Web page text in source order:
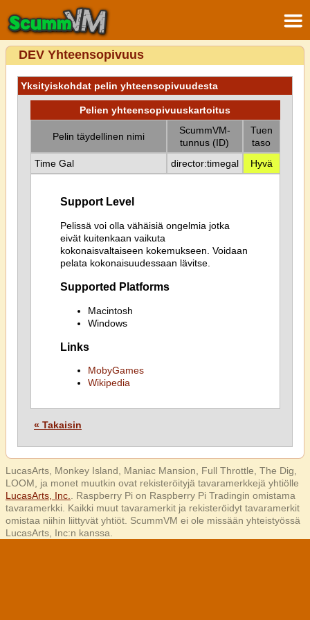
DEV Yhteensopivuus
Yksityiskohdat pelin yhteensopivuudesta
Pelien yhteensopivuuskartoitus
Pelin täydellinen nimi
ScummVM-
tunnus (ID)
Tuen
taso
Time Gal
director:timegal Hyvä
Support Level
Pelissä voi olla vähäisiä ongelmia jotka
eivät kuitenkaan vaikuta
kokonaisvaltaiseen kokemukseen. Voidaan
pelata kokonaisuudessaan lävitse.
Supported Platforms
Macintosh
Windows
Links
MobyGames
Wikipedia
« Takaisin
LucasArts, Monkey Island, Maniac Mansion, Full Throttle, The Dig,
LOOM, ja monet muutkin ovat rekisteröityjä tavaramerkkejä yhtiölle
LucasArts, Inc.
. Raspberry Pi on Raspberry Pi Tradingin omistama
tavaramerkki. Kaikki muut tavaramerkit ja rekisteröidyt tavaramerkit
omistaa niihin liittyvät yhtiöt. ScummVM ei ole missään yhteistyössä
LucasArts, Inc:n kanssa.